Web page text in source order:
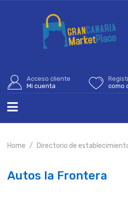
Acceso cliente
Mi cuenta
como
Home Directorio de
Autos la Frontera